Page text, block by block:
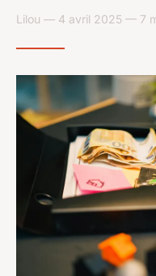
Lilou — 4 avril 2025 — 7